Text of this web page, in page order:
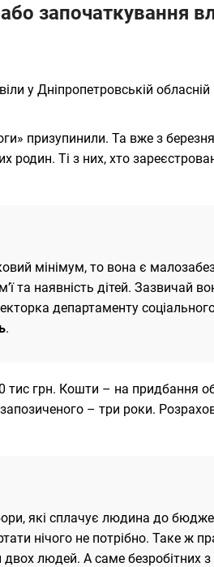
започаткування
у Дніпропетровській обласній
призупинили. Та вже з
Ті з них, хто
мінімум, то вона є
та наявність дітей. Зазвичай
департаменту
.
грн. Кошти – на придбання
запозиченого – три роки.
які сплачує людина до
нічого не потрібно. Таке ж
двох людей. А саме безробітних з